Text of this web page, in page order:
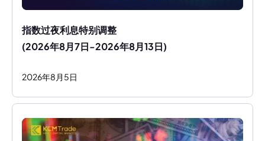
指数过夜利息特别调整
(2026年8月7日-2026年8月13日)
2026年8 月 5日